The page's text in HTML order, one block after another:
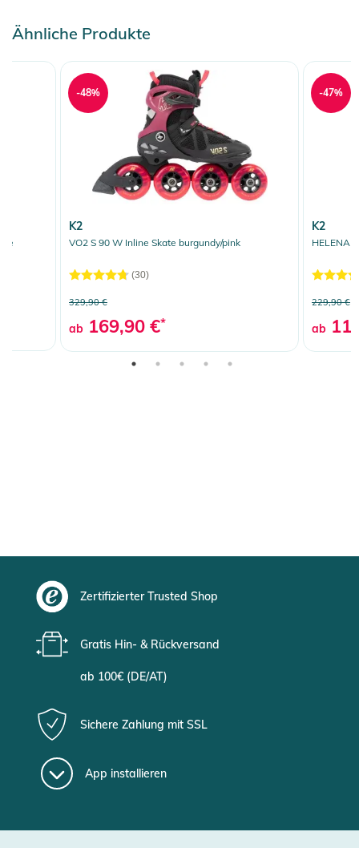
Ähnliche Produkte
K2
VO2 S 90 W Inline Skate burgundy/pink
(30)
329,90 €
ab 169,90 €*
-48%
K2
HELENA
229,90 €
ab
-47%
Zertifizierter Trusted Shop
Gratis Hin- & Rückversand
ab 100€ (DE/AT)
Sichere Zahlung mit SSL
App installieren